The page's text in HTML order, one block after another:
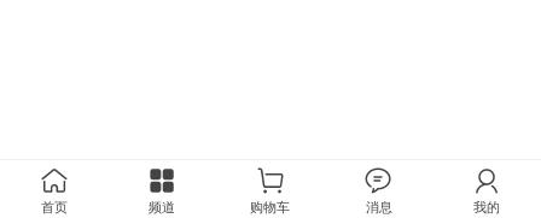
首页 频道 购物车 消息 我的